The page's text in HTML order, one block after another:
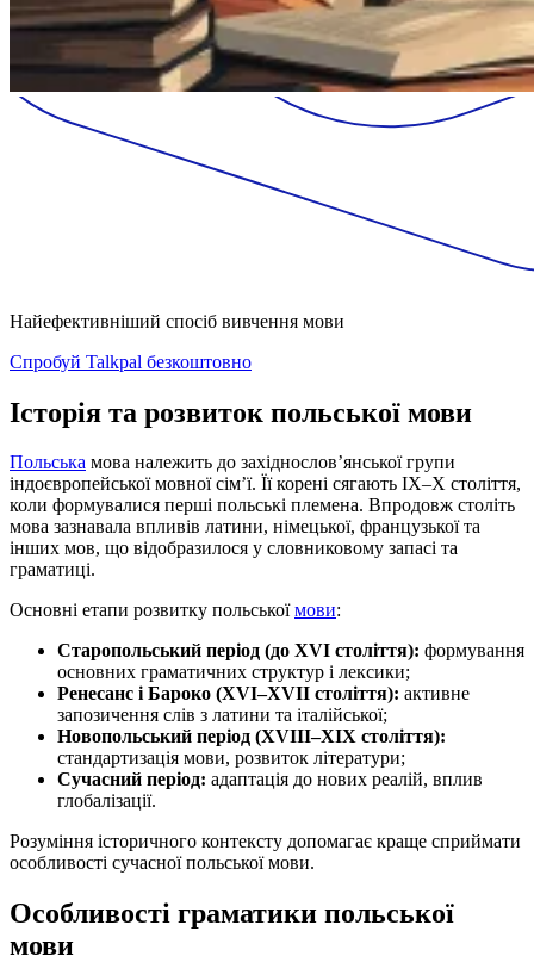
Найефективніший спосіб вивчення мови
Спробуй Talkpal безкоштовно
Історія та розвиток польської мови
Польська мова належить до західнослов’янської групи
індоєвропейської мовної сім’ї. Її корені сягають IX–X століття,
коли формувалися перші польські племена. Впродовж століть
мова зазнавала впливів латини, німецької, французької та
інших мов, що відобразилося у словниковому запасі та
граматиці.
Основні етапи розвитку польськоїмови:
Старопольський період (до XVI століття): формування
основних граматичних структур і лексики;
Ренесанс і Бароко (XVI–XVII століття): активне
запозичення слів з латини та італійської;
Новопольський період (XVIII–XIX століття):
стандартизація мови, розвиток літератури;
Сучасний період: адаптація до нових реалій, вплив
глобалізації.
Розуміння історичного контексту допомагає краще сприймати
особливості сучасної польської мови.
Особливості граматики польської
мови